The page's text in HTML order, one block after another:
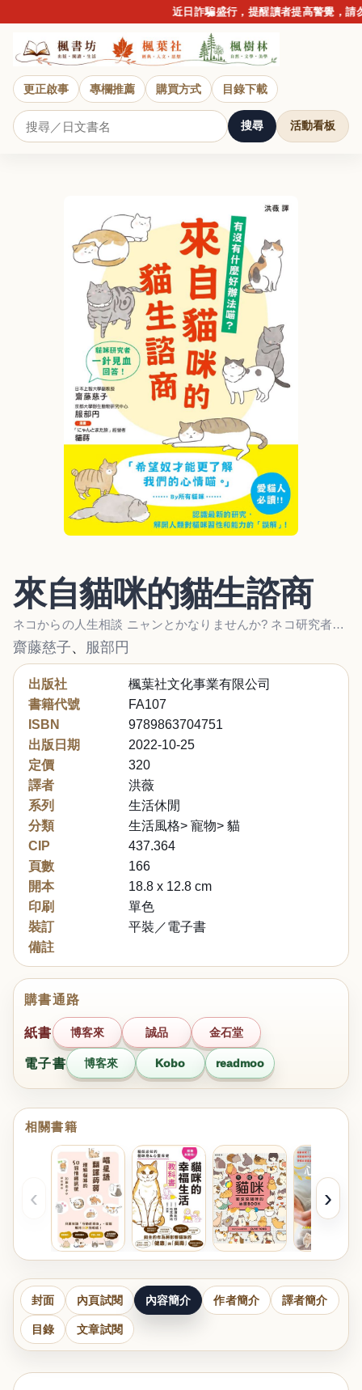
近日詐騙盛行，提醒讀者提高警覺，請勿
更正啟事 專欄推薦 購買方式 目錄下載
搜尋 活動看板
來自貓咪的貓生諮商
ネコからの人生相談 ニャンとかなりませんか? ネコ研究者がズバリ! 回答します
齋藤慈子、 服部円
出版社
楓葉社文化事業有限公司
書籍代號
FA107
ISBN
9789863704751
出版日期
2022-10-25
定價
320
譯者
洪薇
系列
生活休閒
分類
生活風格> 寵物> 貓
CIP
437.364
頁數
166
開本
18.8 x 12.8 cm
印刷
單色
裝訂
平裝／電子書
備註
購書通路
紙書 博客來 誠品 金石堂
電子書 博客來 Kobo readmoo
相關書籍
‹ ›
封面 內頁試閱 內容簡介 作者簡介 譯者簡介
目錄 文章試閱